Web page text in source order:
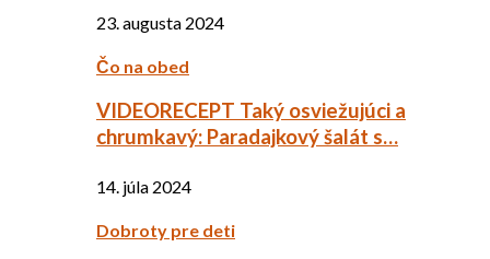
23. augusta 2024
Čo na obed
VIDEORECEPT Taký osviežujúci a
chrumkavý: Paradajkový šalát s…
14. júla 2024
Dobroty pre deti